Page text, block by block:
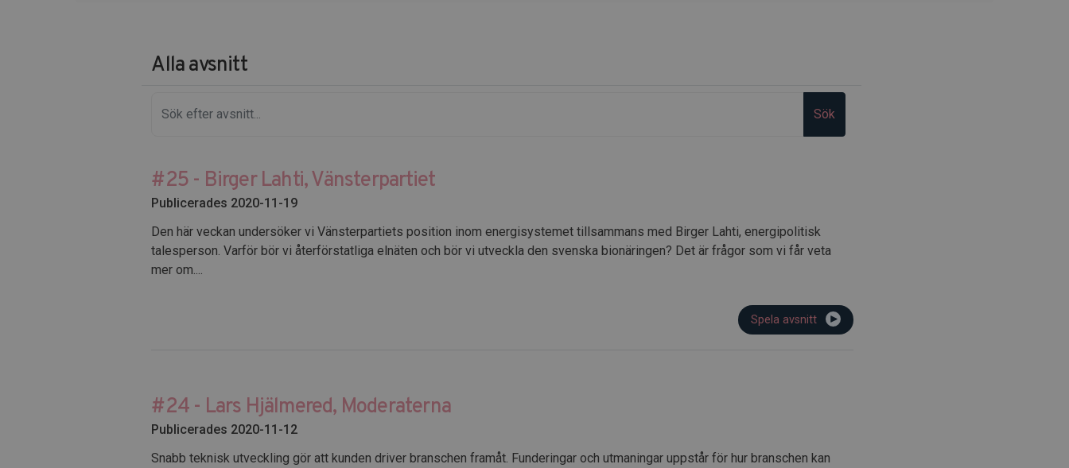
Alla avsnitt
Sök
#25 - Birger Lahti, Vänsterpartiet
Publicerades 2020-11-19
Den här veckan undersöker vi Vänsterpartiets position inom energisystemet tillsammans med Birger Lahti, energipolitisk
talesperson. Varför bör vi återförstatliga elnäten och bör vi utveckla den svenska bionäringen? Det är frågor som vi får veta
mer om....
Spela avsnitt
#24 - Lars Hjälmered, Moderaterna
Publicerades 2020-11-12
Snabb teknisk utveckling gör att kunden driver branschen framåt. Funderingar och utmaningar uppstår för hur branschen kan